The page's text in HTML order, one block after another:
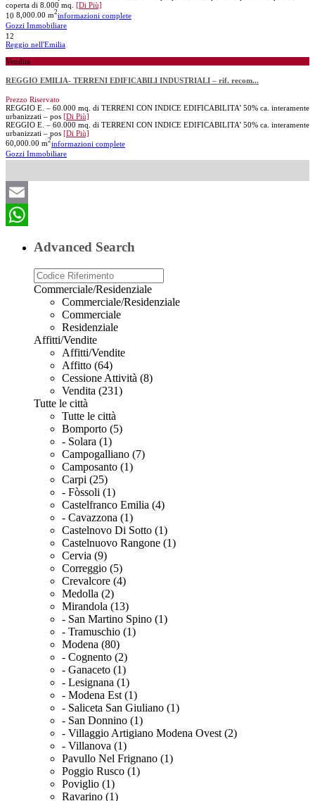
coperta di 8.000 mq. [Di Più]
10 8,000.00 m2informazioni complete
Gozzi Immobiliare
12
Reggio nell'Emilia
Vendita
REGGIO EMILIA- TERRENI EDIFICABILI INDUSTRIALI – rif. recom...
Prezzo Riservato
REGGIO E. – 60.000 mq. di TERRENI CON INDICE EDIFICABILITA’ 50% ca. interamente
urbanizzati – pos [Di Più]
REGGIO E. – 60.000 mq. di TERRENI CON INDICE EDIFICABILITA’ 50% ca. interamente
urbanizzati – pos [Di Più]
60,000.00 m2informazioni complete
Gozzi Immobiliare
Email
Advanced Search
Commerciale/Residenziale
Commerciale/Residenziale
Commerciale
Residenziale
Affitti/Vendite
Affitti/Vendite
Affitto (64)
Cessione Attività (8)
Vendita (231)
Tutte le città
Tutte le città
Bomporto (5)
- Solara (1)
Campogalliano (7)
Camposanto (1)
Carpi (25)
- Fòssoli (1)
Castelfranco Emilia (4)
- Cavazzona (1)
Castelnovo Di Sotto (1)
Castelnuovo Rangone (1)
Cervia (9)
Correggio (5)
Crevalcore (4)
Medolla (2)
Mirandola (13)
- San Martino Spino (1)
- Tramuschio (1)
Modena (80)
- Cognento (2)
- Ganaceto (1)
- Lesignana (1)
- Modena Est (1)
- Saliceta San Giuliano (1)
- San Donnino (1)
- Villaggio Artigiano Modena Ovest (2)
- Villanova (1)
Pavullo Nel Frignano (1)
Poggio Rusco (1)
Poviglio (1)
Ravarino (1)